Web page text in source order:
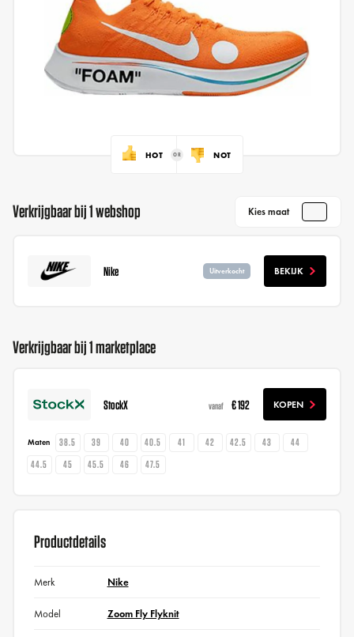
HOT NOT
Verkrijgbaar bij 1 webshop Kies maat
Nike Uitverkocht BEKIJK
Verkrijgbaar bij 1 marketplace
StockX vanaf € 192 KOPEN
Maten 38.5 39 40 40.5 41 42 42.5 43
44
44.5
45 45.5 46 47.5
Productdetails
Merk Nike
Model Zoom Fly Flyknit